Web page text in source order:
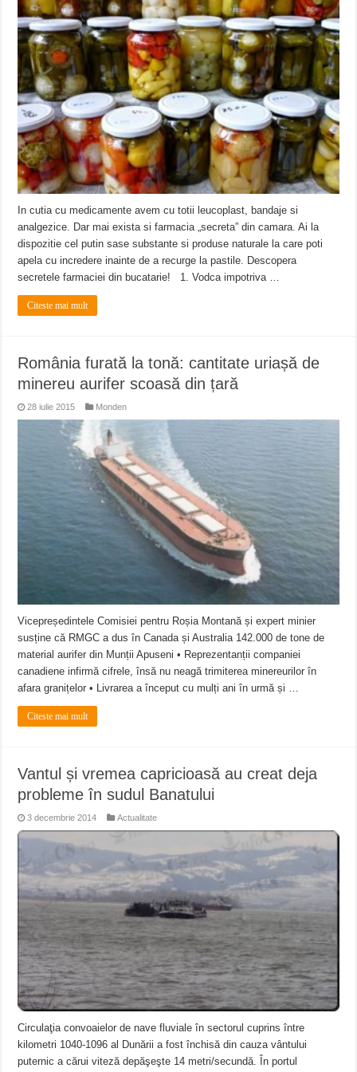
ANUNȚ OPRIRE APĂ în Reșița – avarie – 04.08.2026 – str. Văliugului și
ANUNŢ OPRIRE APĂ în CARANSEBEȘ – 04.08.2026 – avarie – Calea
In cutia cu medicamente avem cu totii leucoplast, bandaje si
analgezice. Dar mai exista si farmacia „secreta” din camara. Ai la
dispozitie cel putin sase substante si produse naturale la care poti
apela cu incredere inainte de a recurge la pastile. Descopera
secretele farmaciei din bucatarie! 1. Vodca impotriva …
Citeste mai mult
România furată la tonă: cantitate uriașă de
minereu aurifer scoasă din țară
28 iulie 2015 Monden
Vicepreședintele Comisiei pentru Roșia Montană și expert minier
susține că RMGC a dus în Canada și Australia 142.000 de tone de
material aurifer din Munții Apuseni • Reprezentanții companiei
canadiene infirmă cifrele, însă nu neagă trimiterea minereurilor în
afara granițelor • Livrarea a început cu mulți ani în urmă și …
Citeste mai mult
Vantul și vremea capricioasă au creat deja
probleme în sudul Banatului
3 decembrie 2014 Actualitate
Circulaţia convoaielor de nave fluviale în sectorul cuprins între
kilometri 1040-1096 al Dunării a fost închisă din cauza vântului
puternic a cărui viteză depăşeşte 14 metri/secundă. În portul